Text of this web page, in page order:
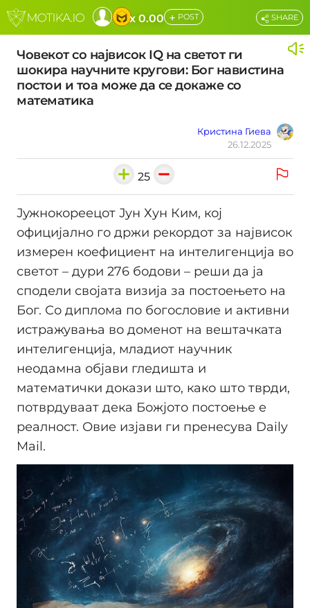
x 0.00 + POST
Човекот со највисок IQ на светот ги
шокира научните кругови: Бог навистина
постои и тоа може да се докаже со
математика
Кристина Гиева
26.12.2025
SHARE
25
Јужнокореецот Јун Хун Ким, кој
официјално го држи рекордот за највисок
измерен коефициент на интелигенција во
светот – дури 276 бодови – реши да ја
сподели својата визија за постоењето на
Бог. Со диплома по богословие и активни
истражувања во доменот на вештачката
интелигенција, младиот научник
неодамна објави гледишта и
математички докази што, како што тврди,
потврдуваат дека Божјото постоење е
реалност. Овие изјави ги пренесува Daily
Mail.